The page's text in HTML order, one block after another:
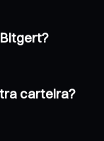
carteira?